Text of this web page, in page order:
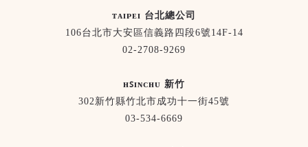
ᴛᴀɪᴘᴇɪ 台北總公司
106台北市大安區信義路四段6號14F-14
02-2708-9269
ʜꜱɪɴᴄʜᴜ 新竹
302新竹縣竹北市成功十一街45號
03-534-6669